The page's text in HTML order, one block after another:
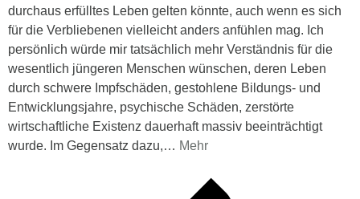
durchaus erfülltes Leben gelten könnte, auch wenn es sich
für die Verbliebenen vielleicht anders anfühlen mag. Ich
persönlich würde mir tatsächlich mehr Verständnis für die
wesentlich jüngeren Menschen wünschen, deren Leben
durch schwere Impfschäden, gestohlene Bildungs- und
Entwicklungsjahre, psychische Schäden, zerstörte
wirtschaftliche Existenz dauerhaft massiv beeinträchtigt
wurde. Im Gegensatz dazu,… Mehr